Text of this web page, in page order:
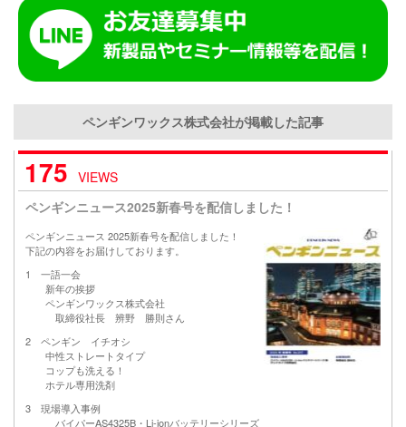
ペンギンワックス株式会社が掲載した記事
175 VIEWS
ペンギンニュース2025新春号を配信しました！
ペンギンニュース 2025新春号を配信しました！
下記の内容をお届けしております。
1 一語一会
新年の挨拶
ペンギンワックス株式会社
取締役社長 辨野 勝則さん
2 ペンギン イチオシ
中性ストレートタイプ
コップも洗える！
ホテル専用洗剤
3 現場導入事例
バイパーAS4325B・Li-ionバッテリーシリーズ